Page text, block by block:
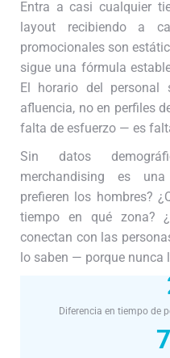
Entra a casi cualquier
layout recibiendo a
promocionales son
sigue una fórmula
El horario del personal
afluencia, no en perfiles
falta de esfuerzo — es
Sin datos
merchandising es
prefieren los hombres?
tiempo en qué zona?
conectan con las
lo saben — porque nunca
Diferencia en tiempo de